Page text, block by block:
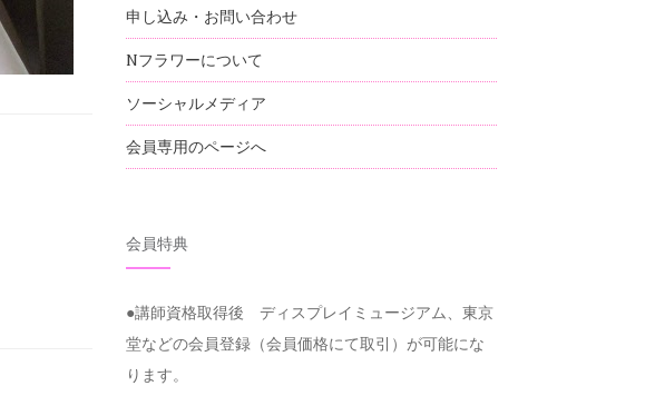
申し込み・お問い合わせ
Nフラワーについて
ソーシャルメディア
会員専用のページへ
会員特典
●講師資格取得後 ディスプレイミュージアム、東京
堂などの会員登録（会員価格にて取引）が可能にな
ります。